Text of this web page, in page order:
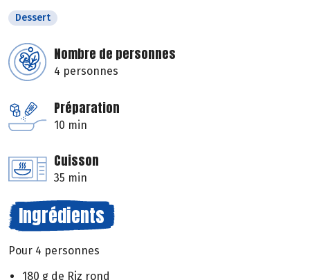
Dessert
Nombre de personnes
4 personnes
Préparation
10 min
Cuisson
35 min
Ingrédients
Pour 4 personnes
180 g de Riz rond